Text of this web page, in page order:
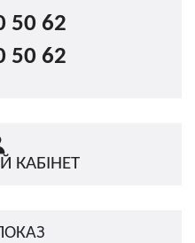
50 62
50 62
КАБІНЕТ